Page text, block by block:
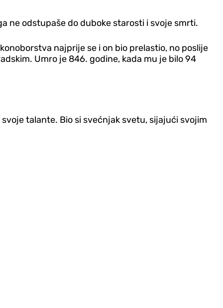
ne odstupaše do duboke starosti i svoje smrti.
najprije se i on bio prelastio, no poslije
Umro je 846. godine, kada mu je bilo 94
talante. Bio si svećnjak svetu, sijajući svojim